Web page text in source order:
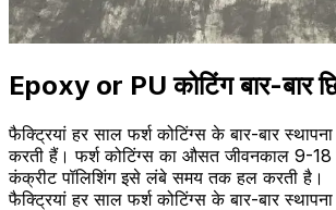
Epoxy or PU कोटिंग बार-बार
फैक्ट्रियां हर साल फर्श कोटिंग्स के बार-बार
करती हैं। फर्श कोटिंग्स का औसत जीवनकाल 9-
कंक्रीट पॉलिशिंग इसे लंबे समय तक हल करती है।
फैक्ट्रियां हर साल फर्श कोटिंग्स के बार-बार